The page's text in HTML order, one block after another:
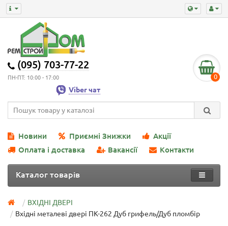
(095) 703-77-22
ПН-ПТ: 10:00 - 17:00
Viber чат
0
Новини Приємні Знижки
Акції
Оплата і доставка
Вакансії Контакти
Каталог товарів
ВХІДНІ ДВЕРІ
Вхідні металеві двері ПК-262 Дуб грифель/Дуб пломбір